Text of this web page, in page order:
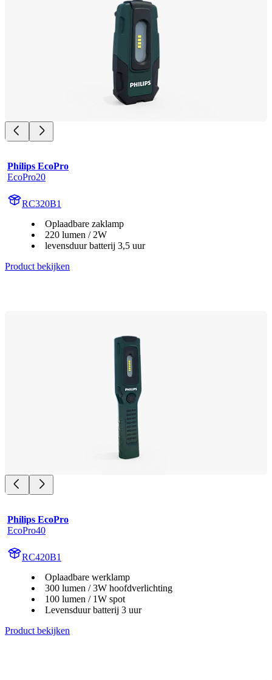
Philips EcoPro
EcoPro20
RC320B1
Oplaadbare zaklamp
220 lumen / 2W
levensduur batterij 3,5 uur
Product bekijken
Philips EcoPro
EcoPro40
RC420B1
Oplaadbare werklamp
300 lumen / 3W hoofdverlichting
100 lumen / 1W spot
Levensduur batterij 3 uur
Product bekijken